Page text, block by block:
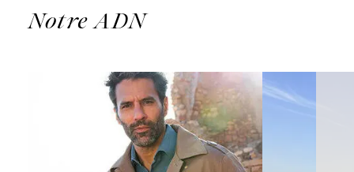
Notre ADN